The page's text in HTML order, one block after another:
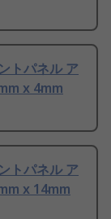
トパネル ア
x 4mm
トパネル ア
x 14mm